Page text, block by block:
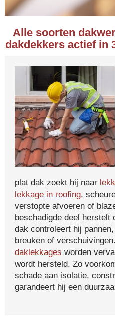
Alle soorten
dakdekkers actief in
plat dak zoekt hij naar
lekkage in roofing,
verstopte afvoeren of
beschadigde deel herstelt
dak controleert hij
breuken of
daklekkages worden
wordt hersteld. Zo
schade aan isolatie,
garandeert hij een